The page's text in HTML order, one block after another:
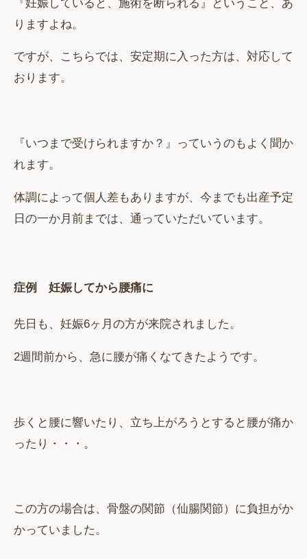
『妊娠していると、施術を断られる』ということ、あ
りますよね。
ですが、こちらでは、安定期に入った方は、対応して
おります。
『いつまで受けられますか？』っていうのもよく聞か
れます。
体調によって個人差もありますが、今までも出産予定
日の一か月前までは、通っていただいています。
症例 妊娠してから腰痛に
先日も、妊娠6ヶ月の方が来院されました。
2週間前から、急に腰が痛くなてきたようです。
歩くと腰に響いたり、立ち上がろうとすると腰が痛か
ったり・・・。
この方の場合は、骨盤の関節（仙腸関節）に負担がか
かっていました。